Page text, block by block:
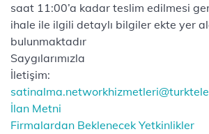
saat 11:00’a kadar teslim edilmesi
ihale ile ilgili detaylı bilgiler ekte yer
bulunmaktadır
Saygılarımızla
İletişim:
İlan Metni
Firmalardan Beklenecek Yetkinlikler